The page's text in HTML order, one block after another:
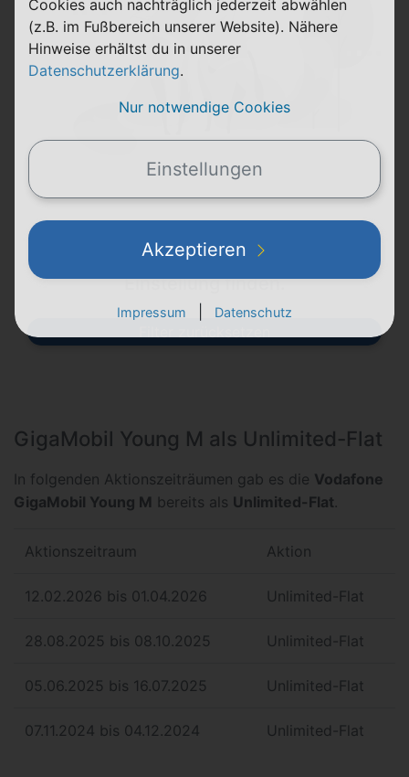
Tarif-Ergebnisse für die Filter-
Einstellung finden.
GigaMobil Young M als Unlimited-Flat
In folgenden Aktionszeiträumen gab es die Vodafone
GigaMobil Young M bereits als Unlimited-Flat.
Aktionszeitraum Aktion
12.02.2026 bis 01.04.2026 Unlimited-Flat
28.08.2025 bis 08.10.2025 Unlimited-Flat
05.06.2025 bis 16.07.2025 Unlimited-Flat
07.11.2024 bis 04.12.2024 Unlimited-Flat
Cookies auch nachträglich jederzeit abwählen
(z.B. im Fußbereich unserer Website). Nähere
Hinweise erhältst du in unserer
Datenschutzerklärung.
Nur notwendige Cookies
Einstellungen
Akzeptieren
Impressum Datenschutz